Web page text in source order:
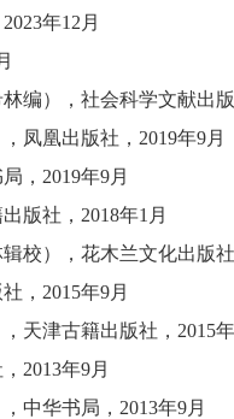
2023年12月
编）
， 社会科学文献出
， 凤凰出版社 ， 2019年9月
， 2019年9月
版社 ， 2018年1月
校）
， 花木兰文化出版社
， 2015年9月
， 天津古籍出版社 ， 2015
， 2013年9月
， 中华书局 ， 2013年9月